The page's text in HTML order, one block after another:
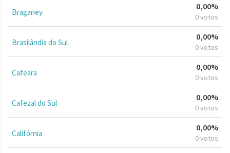
Braganey
0,00%
0 votos
Brasilândia do Sul
0,00%
0 votos
Cafeara
0,00%
0 votos
Cafezal do Sul
0,00%
0 votos
Califórnia
0,00%
0 votos